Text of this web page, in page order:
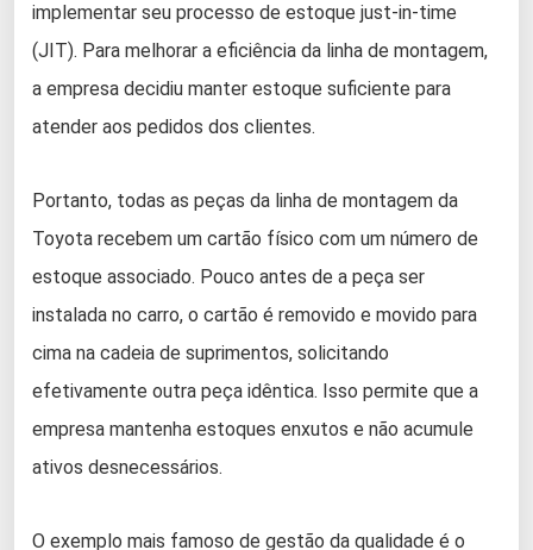
implementar seu processo de estoque just-in-time
(JIT). Para melhorar a eficiência da linha de montagem,
a empresa decidiu manter estoque suficiente para
atender aos pedidos dos clientes.
Portanto, todas as peças da linha de montagem da
Toyota recebem um cartão físico com um número de
estoque associado. Pouco antes de a peça ser
instalada no carro, o cartão é removido e movido para
cima na cadeia de suprimentos, solicitando
efetivamente outra peça idêntica. Isso permite que a
empresa mantenha estoques enxutos e não acumule
ativos desnecessários.
O exemplo mais famoso de gestão da qualidade é o